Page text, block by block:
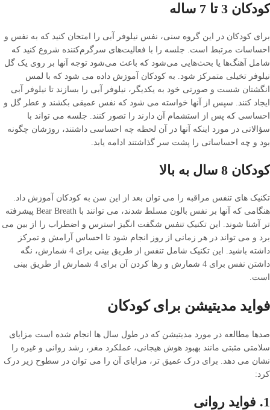
کودکان 3 تا 7 ساله
برای کودکان در این گروه سنی، نفس نیلوفر آبی را امتحان کنید که به نفس و
احساسات مرتبط است. جلسه را با فعالیت‌های سرگرم‌کننده شروع کنید که
شامل آهنگ‌ها یا بحث‌هایی می‌شود که باعث می‌شود توجه آنها بر روی یک گل
نیلوفر تخیلی متمرکز شود. به کودکان آموزش داده می شود که با لمس
انگشتان شست و صورتی خود به یکدیگر، نیلوفر آبی را بسازند تا نیلوفر آبی
ایجاد کنند. سپس از آنها خواسته می شود که نفس عمیقی بکشند و عطر گل و
احساسی که پس از استشمام آن دارند را تصور کنند. جلسه می تواند با
سؤالاتی در مورد اینکه آنها در آن لحظه چه احساسی داشتند، روزشان چگونه
بود و چه احساساتی را پشت سر گذاشتند ادامه یابد.
کودکان 8 سال به بالا
تکنیک های تنفس مراقبه را می توان بعد از این سن به کودکان آموزش داد.
هنگامی که آنها بر نفس بالون مسلط شدند، می توانند با Bear Breath پیشرفته
تر آشنا شوند. این تکنیک تنفس شگفت انگیز استرس و اضطراب را از بین می
برد و می تواند در هر زمانی از روز انجام شود تا احساس آرامش و تمرکز
داشته باشید. این تکنیک شامل تنفس از طریق بینی برای 4 شمارش، نگه
داشتن نفس برای 4 شمارش و رها کردن آن برای 4 شمارش از طریق بینی
است.
فواید مدیتیشن برای کودکان
صدها مطالعه در مورد مدیتیشن که در طول سال ها انجام شده است مزایای
سلامتی مثبتی مانند بهبود هوش هیجانی، عملکرد مغز، رشد روانی و غیره را
نشان می دهد. برای درک عمیق تر، مزایای آن را می توان در سطوح زیر درک
کرد:
1. فواید روانی